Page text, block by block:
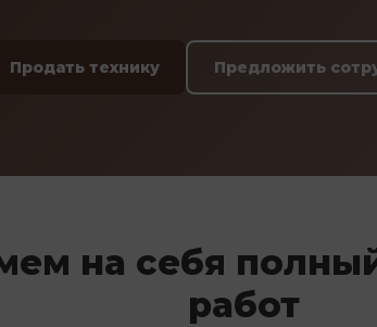
Продать технику Предложить
на себя
работ